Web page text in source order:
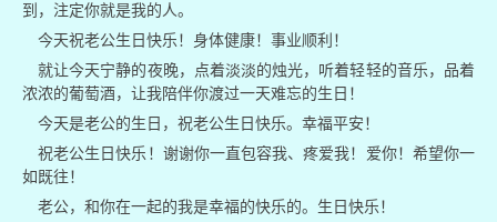
到，注定你就是我的人。
今天祝老公生日快乐！身体健康！事业顺利！
就让今天宁静的夜晚，点着淡淡的烛光，听着轻轻的音乐，品着
浓浓的葡萄酒，让我陪伴你渡过一天难忘的生日！
今天是老公的生日，祝老公生日快乐。幸福平安！
祝老公生日快乐！谢谢你一直包容我、疼爱我！爱你！希望你一
如既往！
老公，和你在一起的我是幸福的快乐的。生日快乐！